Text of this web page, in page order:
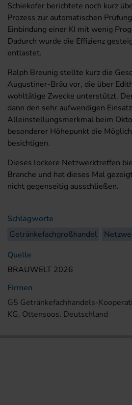
Schiekofer berichtete noch kurz
Prozess zur automatischen
Einbindung einer KI mit wenig
Dadurch wurde die Effizienz
entlastet.
Ralph Breunig stellte kurz die
Augustiner-Bräu vor, die über
wohltätige Zwecke unterstützt.
dann den sehr aufwendigen
Alleinstellungsmerkmal beim
besonderer Höhepunkt die
besichtigen.
Dieses lockere Netzwerktreffen
Branche und hat dieses Mal
nicht gegenseitig ausschließen.
Schlagworte
Getränkefachgroßhandel
Quelle
BRAUWELT 2026
Firmen
G5 Getränkefachhandels-
KG, Ottensoos, Deutschland